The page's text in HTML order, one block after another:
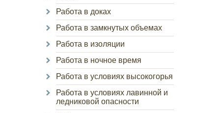
Работа в доках
Работа в замкнутых объемах
Работа в изоляции
Работа в ночное время
Работа в условиях высокогорья
Работа в условиях лавинной и
ледниковой опасности